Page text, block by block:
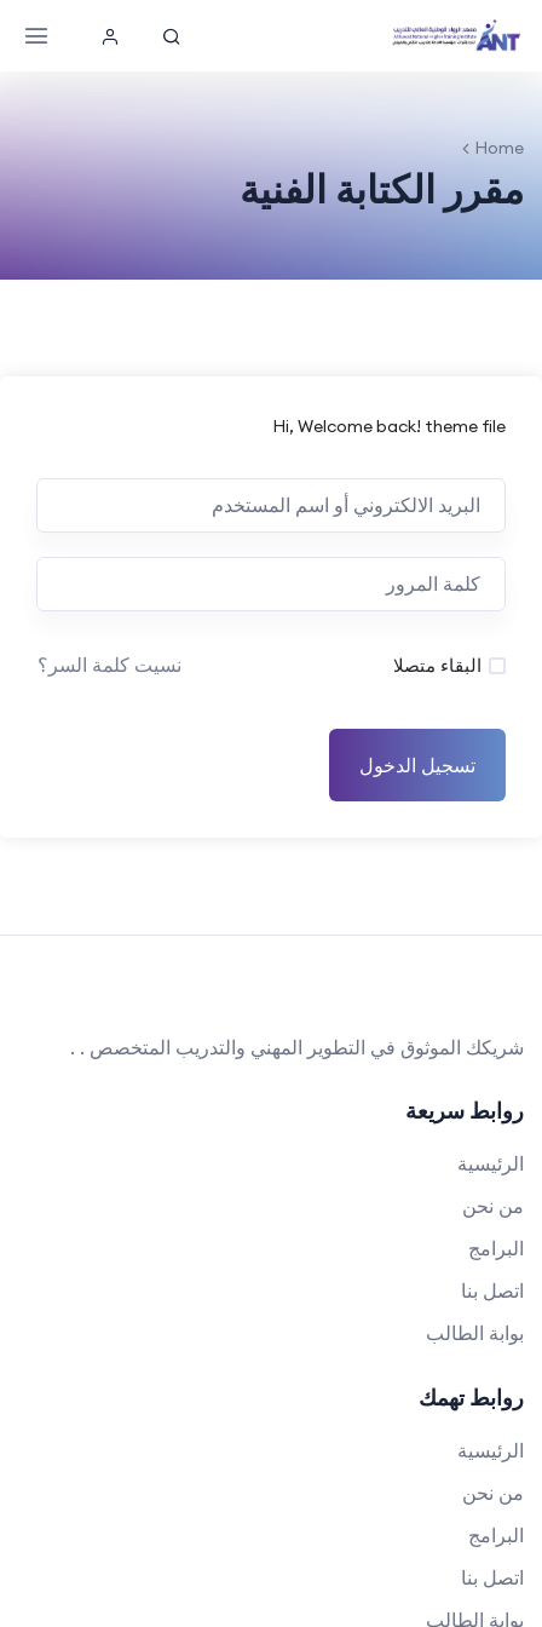
Home
مقرر الكتابة الفنية
Hi, Welcome back! theme file
البقاء متصلا نسيت كلمة السر؟
تسجيل الدخول
شريكك الموثوق في التطوير المهني والتدريب المتخصص . .
روابط سريعة
الرئيسية
من نحن
البرامج
اتصل بنا
بوابة الطالب
روابط تهمك
الرئيسية
من نحن
البرامج
اتصل بنا
بوابة الطالب